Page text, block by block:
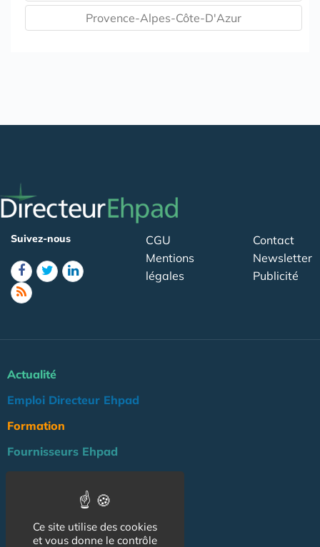
Provence-Alpes-Côte-D'Azur
Suivez-nous
CGU
Mentions
légales
Contact
Newsletter
Publicité
Actualité
Emploi Directeur Ehpad
Formation
Fournisseurs Ehpad
Réglementation
OutilsCe site utilise des cookies
et vous donne le contrôle